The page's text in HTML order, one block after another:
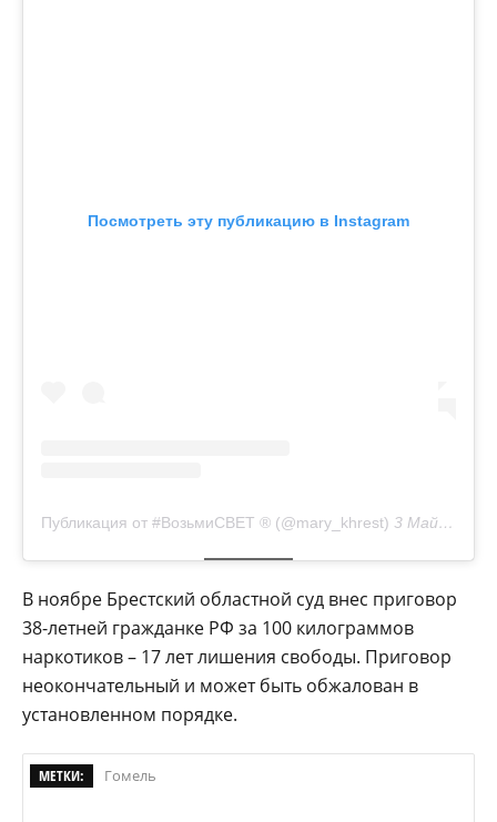
Посмотреть эту публикацию в Instagram
Публикация от #ВозьмиСВЕТ ® (@mary_khrest) 3 Май 2018 в 4:47 PDT
В ноябре Брестский областной суд внес приговор
38-летней гражданке РФ за 100 килограммов
наркотиков – 17 лет лишения свободы. Приговор
неокончательный и может быть обжалован в
установленном порядке.
МЕТКИ: Гомель